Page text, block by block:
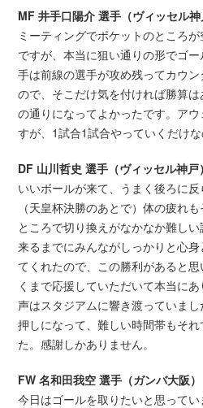
MF 井手口陽介 選手（ヴィッセル神
ミーティングでポケットのところ
ですが、本当に狙い通りの形でゴ
手は前線の選手が攻め残ってカウ
ので、そこだけ気を付ければ勝算
の通りになってよかったです。ア
すが、1試合1試合やっていくだけな
DF 山川哲史 選手（ヴィッセル神戸）
いいボールが来て、うまく後ろに反
（天皇杯決勝のあとで）体の疲れ
ところで切り換えがなかなか難し
来るまでにみんながしっかりと心
てくれたので、この勝利があると
くまで応援していただいて本当に
声はスタジアムに響き渡っていま
押しになって、難しい時間帯もそ
た。感謝しかありません。
FW 名和田我空 選手（ガンバ大阪）
今日はゴールを取りたいと思って